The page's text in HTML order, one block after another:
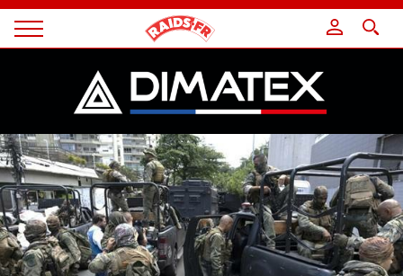
Magazine
Panneau de gestion des cookies